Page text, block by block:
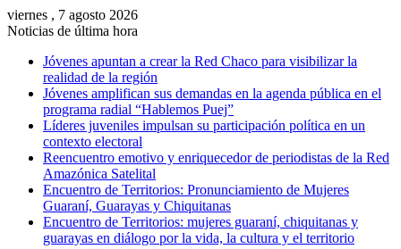
viernes , 7 agosto 2026
Noticias de última hora
Jóvenes apuntan a crear la Red Chaco para visibilizar la
realidad de la región
Jóvenes amplifican sus demandas en la agenda pública en el
programa radial “Hablemos Puej”
Líderes juveniles impulsan su participación política en un
contexto electoral
Reencuentro emotivo y enriquecedor de periodistas de la Red
Amazónica Satelital
Encuentro de Territorios: Pronunciamiento de Mujeres
Guaraní, Guarayas y Chiquitanas
Encuentro de Territorios: mujeres guaraní, chiquitanas y
guarayas en diálogo por la vida, la cultura y el territorio